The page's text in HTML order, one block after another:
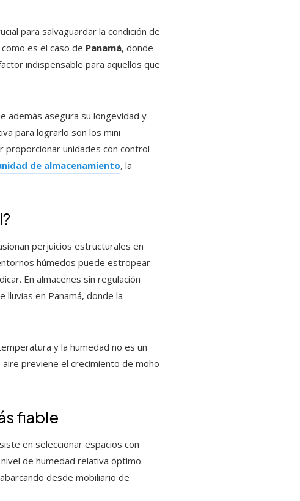
para salvaguardar la condición de
es el caso de Panamá, donde
indispensable para aquellos que
además asegura su longevidad y
para lograrlo son los mini
proporcionar unidades con control
de almacenamiento, la
perjuicios estructurales en
húmedos puede estropear
En almacenes sin regulación
en Panamá, donde la
y la humedad no es un
aire previene el crecimiento de moho
fiable
en seleccionar espacios con
de humedad relativa óptimo.
desde mobiliario de